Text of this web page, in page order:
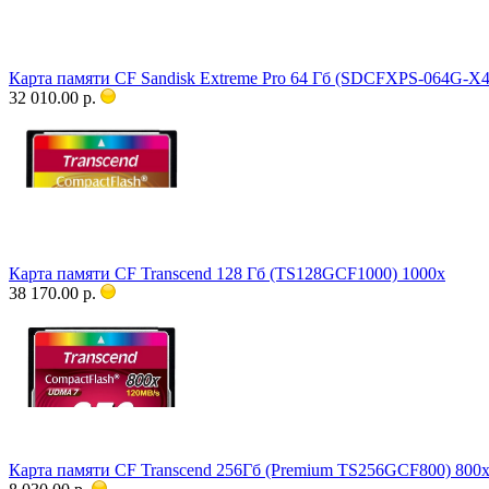
Карта памяти CF Sandisk Extreme Pro 64 Гб (SDCFXPS-064G-
32 010.00 р.
Карта памяти CF Transcend 128 Гб (TS128GCF1000) 1000x
38 170.00 р.
Карта памяти CF Transcend 256Гб (Premium TS256GCF800) 800x